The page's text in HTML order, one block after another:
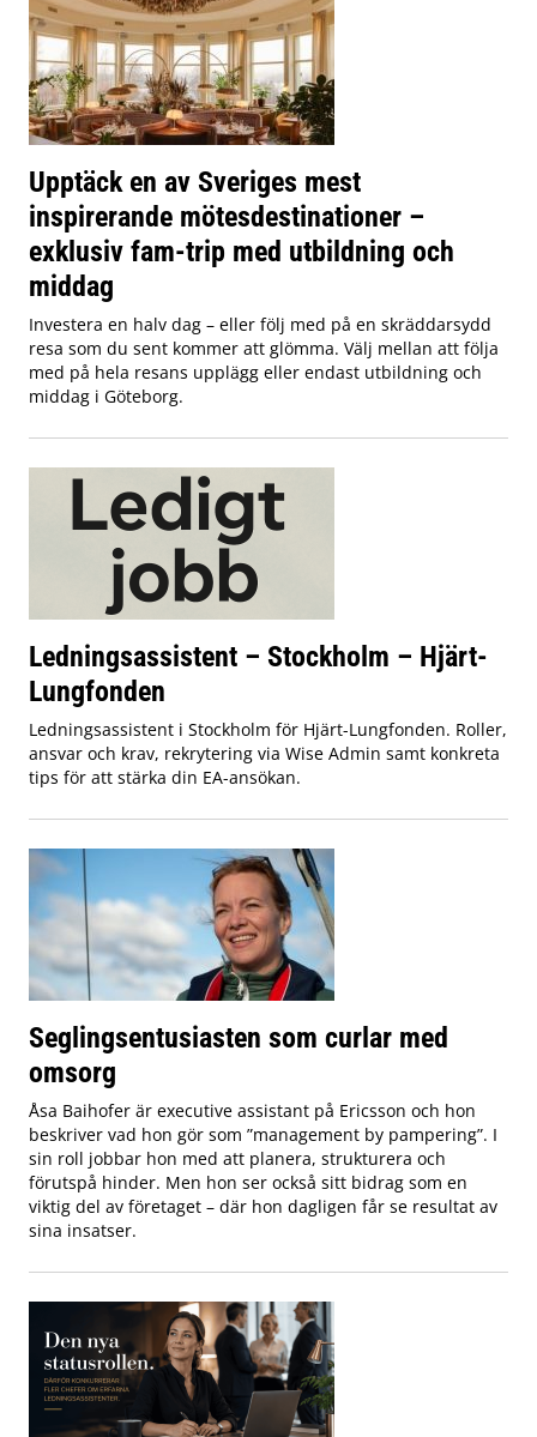
Upptäck en av Sveriges mest
inspirerande mötesdestinationer –
exklusiv fam-trip med utbildning och
middag
Investera en halv dag – eller följ med på en skräddarsydd
resa som du sent kommer att glömma. Välj mellan att följa
med på hela resans upplägg eller endast utbildning och
middag i Göteborg.
Ledningsassistent – Stockholm – Hjärt-
Lungfonden
Ledningsassistent i Stockholm för Hjärt-Lungfonden. Roller,
ansvar och krav, rekrytering via Wise Admin samt konkreta
tips för att stärka din EA-ansökan.
Seglingsentusiasten som curlar med
omsorg
Åsa Baihofer är executive assistant på Ericsson och hon
beskriver vad hon gör som ”management by pampering”. I
sin roll jobbar hon med att planera, strukturera och
förutspå hinder. Men hon ser också sitt bidrag som en
viktig del av företaget – där hon dagligen får se resultat av
sina insatser.